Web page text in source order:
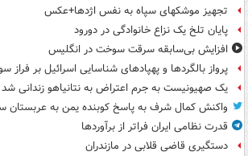
تجهیز موشکهای سپاه به نفس اژدها+عکس
پایان تلخ یک نزاع خانوادگی در دورود
افزایش بی‌سابقه سرقت سوخت در انگلیس
پرواز بالگردها و پهپادهای شناسایی اسرائیل بر فراز
یک صهیونیست به جرم اعتراض به نتانیاهو زندانی شد
واکنش کمال شرف به پاسخ کوبنده یمن به عربستان
قدرت نظامی ایران فراتر از برآوردها
دستگیری قاضی قلابی در مازندران